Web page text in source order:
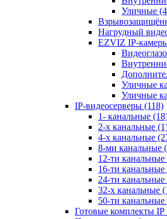
Уличные
Нагрудный
EZVIZ IP-
Уличные
Уличные
IP-видеосерверы (118)
1- канальные
2-х канальные
4-х канальные
8-ми канальные
12-ти канальные
16-ти канальные
24-ти канальные
32-х канальные
50-ти канальные
Готовые комплекты IP